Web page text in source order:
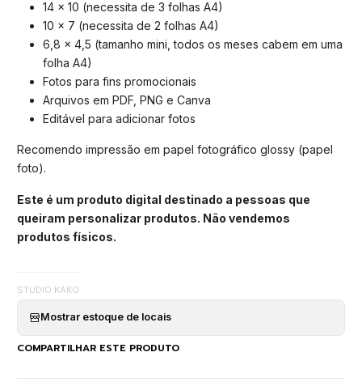
14 x 10 (necessita de 3 folhas A4)
10 x 7 (necessita de 2 folhas A4)
6,8 x 4,5 (tamanho mini, todos os meses cabem em uma
folha A4)
Fotos para fins promocionais
Arquivos em PDF, PNG e Canva
Editável para adicionar fotos
Recomendo impressão em papel fotográfico glossy (papel
foto).
Este é um produto digital destinado a pessoas que
queiram personalizar produtos. Não vendemos
produtos físicos.
STUDIO KAKO
Mostrar estoque de locais
COMPARTILHAR ESTE PRODUTO